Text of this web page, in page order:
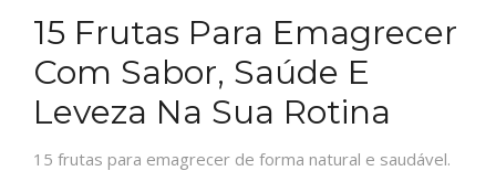
15 Frutas Para Emagrecer
Com Sabor, Saúde E
Leveza Na Sua Rotina
15 frutas para emagrecer de forma natural e saudável.